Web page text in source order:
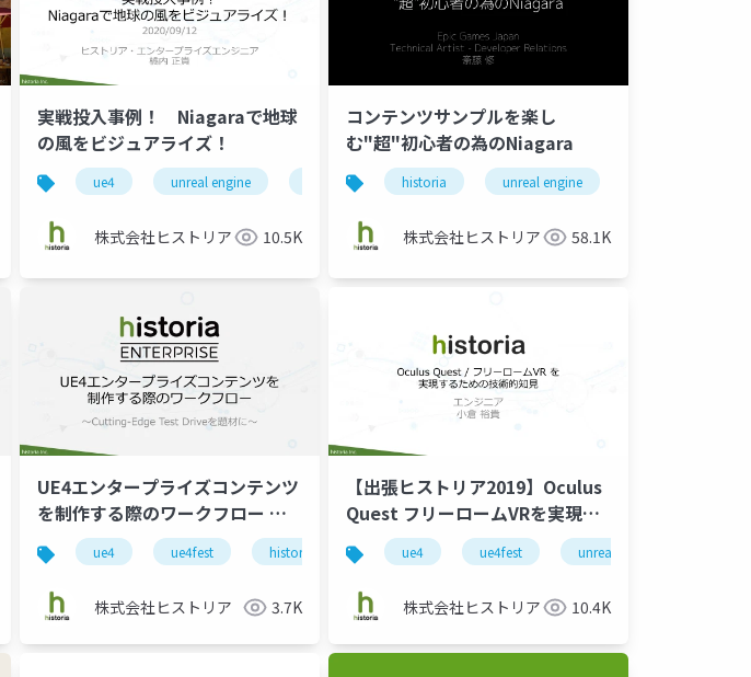
historia game 技術デモ unreal engine 4 unreal engine 5
実戦投入事例！ Niagaraで地球
の風をビジュアライズ！
ue4 unreal engine historia niagara enterprise
株式会社ヒストリア 10.5K
コンテンツサンプルを楽し
む"超"初心者の為のNiagara
historia unreal engine
株式会社ヒストリア 58.1K
enterprise unreal engine 4 アーティスト
management game ue4 unreal engine unreal engine 4
UE4エンタープライズコンテンツ
を制作する際のワークフロー ～
Cutting-Edge Test Driveを題
材に～
ue4 ue4fest historia unreal engine 4 unreal engine
株式会社ヒストリア 3.7K
【出張ヒストリア2019】Oculus
Quest フリーロームVRを実現す
るための技術的知見
ue4 ue4fest unreal engine
株式会社ヒストリア 10.4K